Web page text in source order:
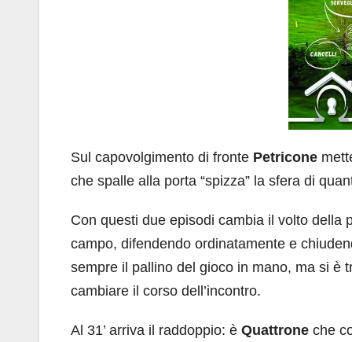
Sul capovolgimento di fronte Petricone
che spalle alla porta “spizza” la sfera di
Con questi due episodi cambia il volto della
campo, difendendo ordinatamente e
sempre il pallino del gioco in mano, ma si è
cambiare il corso dell’incontro.
Al 31’ arriva il raddoppio: è Quattrone che